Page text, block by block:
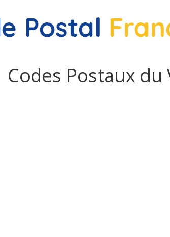
Codes Postaux du